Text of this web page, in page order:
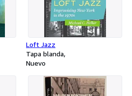
Loft Jazz
Tapa blanda
Nuevo